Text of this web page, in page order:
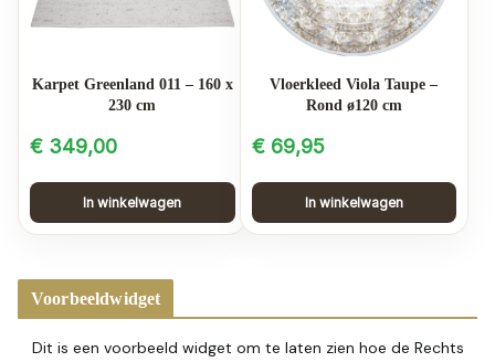
Karpet Greenland 011 – 160 x
230 cm
€ 349,00
In winkelwagen
Vloerkleed Viola Taupe –
Rond ø120 cm
€69,95
In winkelwagen
Voorbeeldwidget
Dit is een voorbeeld widget om te laten zien hoe de Rechts